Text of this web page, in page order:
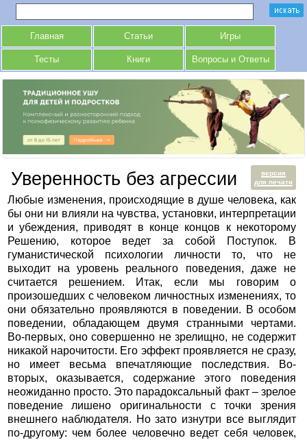
Главная Статьи Игры
Тесты Книги Вопросы и Ответы
версия
для печати
Уверенность без агрессии
Любые изменения, происходящие в душе человека, как
бы они ни влияли на чувства, установки, интерпретации
и убеждения, приводят в конце концов к некоторому
Решению, которое ведет за собой Поступок. В
гуманистической психологии личности то, что не
выходит на уровень реального поведения, даже не
считается решением. Итак, если мы говорим о
произошедших с человеком личностных изменениях, то
они обязательно проявляются в поведении. В особом
поведении, обладающем двумя странными чертами.
Во-первых, оно совершенно не зрелищно, не содержит
никакой нарочитости. Его эффект проявляется не сразу,
но имеет весьма впечатляющие последствия. Во-
вторых, оказывается, содержание этого поведения
неожиданно просто. Это парадоксальный факт – зрелое
поведение лишено оригинальности с точки зрения
внешнего наблюдателя. Но зато изнутри все выглядит
по-другому: чем более человечно ведет себя человек,